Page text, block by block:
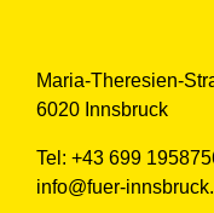
Maria-Theresien-
6020 Innsbruck
Tel: +43 699
info@fuer-